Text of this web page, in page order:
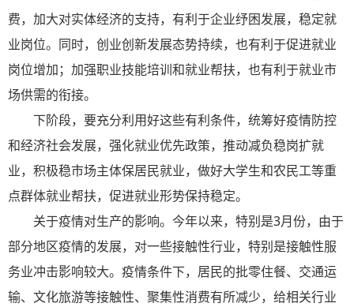
费，加大对实体经济的支持，有利于企业纾困发展，稳定就
业岗位。同时，创业创新发展态势持续，也有利于促进就业
岗位增加；加强职业技能培训和就业帮扶，也有利于就业市
场供需的衔接。
下阶段，要充分利用好这些有利条件，统筹好疫情防控
和经济社会发展，强化就业优先政策，推动减负稳岗扩就
业，积极稳市场主体保居民就业，做好大学生和农民工等重
点群体就业帮扶，促进就业形势保持稳定。
关于疫情对生产的影响。今年以来，特别是3月份，由于
部分地区疫情的发展，对一些接触性行业，特别是接触性服
务业冲击影响较大。疫情条件下，居民的批零住餐、交通运
输、文化旅游等接触性、聚集性消费有所减少，给相关行业